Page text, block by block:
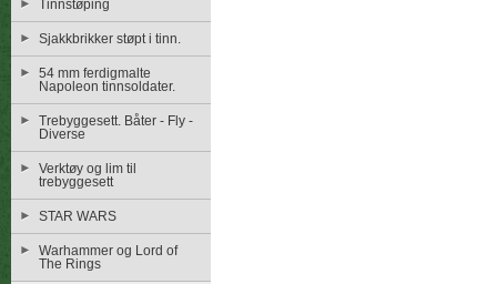
Tinnstøping
Sjakkbrikker støpt i tinn.
54 mm ferdigmalte
Napoleon tinnsoldater.
Trebyggesett. Båter - Fly -
Diverse
Verktøy og lim til
trebyggesett
STAR WARS
Warhammer og Lord of
The Rings